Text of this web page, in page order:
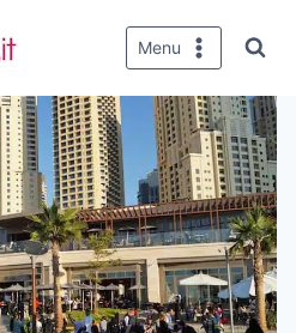
Menu